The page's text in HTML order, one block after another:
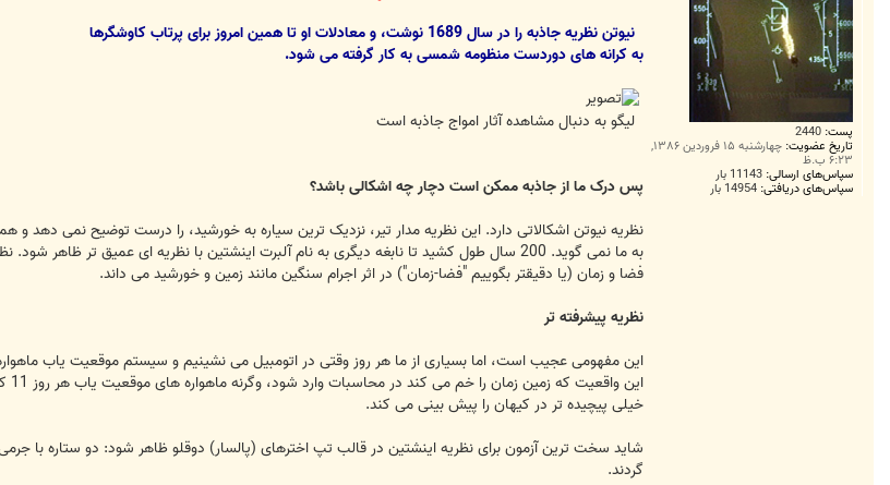
پست: 2440
تاریخ عضویت: چهارشنبه ۱۵ فروردین ۱۳۸۶,
۶:۲۳ ب.ظ
سپاس‌های ارسالی: 11143 بار
سپاس‌های دریافتی: 14954 بار
نیوتن نظریه جاذبه را در سال 1689 نوشت، و معادلات او تا همین امروز برای پرتاب کاوشگرها
به کرانه های دوردست منظومه شمسی به کار گرفته می شود.
لیگو به دنبال مشاهده آثار امواج جاذبه است
پس درک ما از جاذبه ممکن است دچار چه اشکالی باشد؟
نظریه نیوتن اشکالاتی دارد. این نظریه مدار تیر، نزدیک ترین سیاره به خورشید، را درست توضیح نمی دهد
به ما نمی گوید. 200 سال طول کشید تا نابغه دیگری به نام آلبرت اینشتین با نظریه ای عمیق تر
فضا و زمان (یا دقیقتر بگوییم "فضا-زمان") در اثر اجرام سنگین مانند زمین و خورشید می داند.
نظریه پیشرفته تر
این مفهومی عجیب است، اما بسیاری از ما هر روز وقتی در اتومبیل می نشینیم و سیستم موقعیت یاب
خیلی پیچیده تر در کیهان را پیش بینی می کند.
شاید سخت ترین آزمون برای نظریه اینشتین در قالب تپ اخترهای (پالسار) دوقلو ظاهر شود: دو ستاره با
گردند.